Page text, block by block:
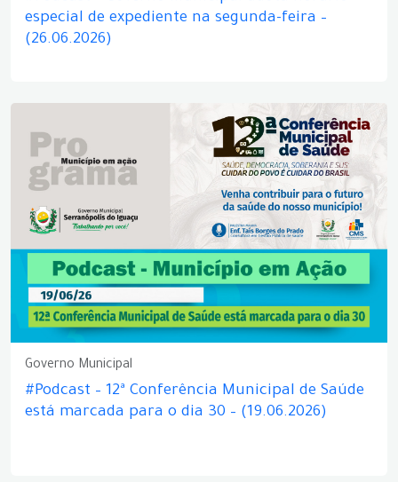
especial de expediente na segunda-feira –
(26.06.2026)
Governo Municipal
#Podcast – 12ª Conferência Municipal de Saúde
está marcada para o dia 30 – (19.06.2026)